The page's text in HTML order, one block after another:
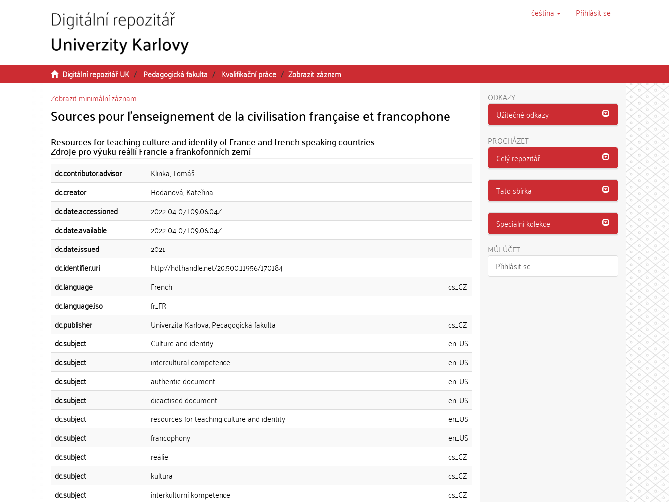
čeština Přihlásit se
Digitální repozitář UK Pedagogická fakulta Kvalifikační práce
Zobrazit záznam
Zobrazit minimální záznam
Sources pour l'enseignement de la civilisation française et francophone
Resources for teaching culture and identity of France and french speaking countries
Zdroje pro výuku reálií Francie a frankofonních zemí
dc.contributor.advisor
Klinka, Tomáš
dc.creator
Hodanová, Kateřina
dc.date.accessioned
2022-04-07T09:06:04Z
dc.date.available
2022-04-07T09:06:04Z
dc.date.issued
2021
dc.identifier.uri
http://hdl.handle.net/20.500.11956/170184
dc.language
French
cs_CZ
dc.language.iso
fr_FR
dc.publisher
Univerzita Karlova, Pedagogická fakulta
cs_CZ
dc.subject
Culture and identity
en_US
dc.subject
intercultural competence
en_US
dc.subject
authentic document
en_US
dc.subject
dicactised document
en_US
dc.subject
resources for teaching culture and identity
en_US
dc.subject
francophony
en_US
dc.subject
reálie
cs_CZ
dc.subject
kultura
cs_CZ
dc.subject
interkulturní kompetence
cs_CZ
ODKAZY
Užitečné odkazy
PROCHÁZET
Celý repozitář
Tato sbírka
Speciální kolekce
MŮJ ÚČET
Přihlásit se